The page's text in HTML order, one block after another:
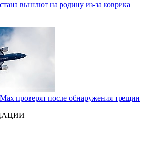
вышлют на родину из-за коврика
проверят после обнаружения трещин